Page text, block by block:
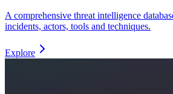
A comprehensive threat intelligence
incidents, actors, tools and techniques.
Explore